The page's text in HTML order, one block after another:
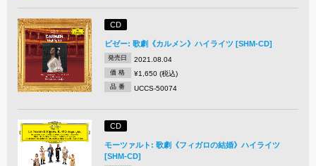
CD
ビゼー: 歌劇《カルメン》ハイライツ [SHM-CD]
発売日 2021.08.04
価 格 ¥1,650 (税込)
品 番 UCCS-50074
CD
モーツァルト: 歌劇《フィガロの結婚》ハイライツ
[SHM-CD]